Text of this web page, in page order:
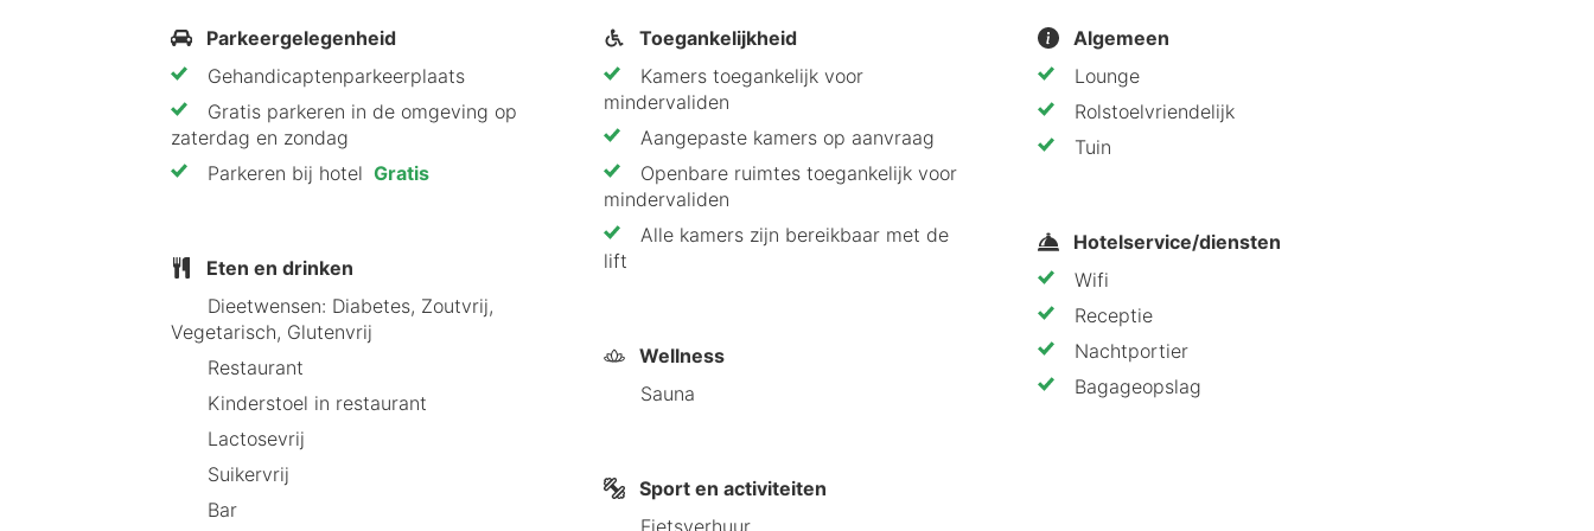
Tips van HotelSpecials
Waarom zou je een verblijf bij Hotel Middelpunt Middelkerke boeken? Hier zijn vijf redenen:
Uitstekende locatie dicht bij het centrum en bezienswaardigheden
Hoog gewaardeerde beoordelingen door gasten
Toegankelijkheid voor mensen met een beperking
Gratis parkeren bij het hotel
Waarom onze HotelSpecialist Hotel Middelpunt Middelkerke aanbeveelt
Hotel Middelpunt Middelkerke is perfect voor een ontspannen wellnessvakantie. De aangepaste faciliteiten maken het ideaal
voor iedereen, en de nabijheid van het strand en lokale attracties biedt voor elk wat wils. Boek vandaag nog en ervaar een
uniek, gastvrij verblijf aan de Belgische kust!
Parkeergelegenheid
Gehandicaptenparkeerplaats
zaterdag en zondag
Parkeren bij hotel Gratis
Eten en drinken
Vegetarisch, Glutenvrij
Restaurant
Kinderstoel in restaurant
Lactosevrij
Suikervrij
Bar
Toegankelijkheid
mindervaliden
Aangepaste kamers op aanvraag
mindervaliden
lift
Wellness
Sauna
Sport en activiteiten
Fietsverhuur
Algemeen
Lounge
Rolstoelvriendelijk
Tuin
Hotelservice/diensten
Wifi
Receptie
Nachtportier
Bagageopslag